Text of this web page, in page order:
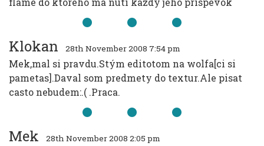
Klokan 28th November 2008 7:54 pm
Mek,mal si pravdu.Stým editotom na wolfa[ci si
pametas].Daval som predmety do textur.Ale pisat
casto nebudem:.( .Praca.
Mek 28th November 2008 2:05 pm